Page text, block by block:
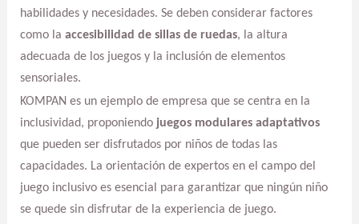
habilidades y necesidades. Se deben considerar factores
como la accesibilidad de sillas de ruedas, la altura
adecuada de los juegos y la inclusión de elementos
sensoriales.
KOMPAN es un ejemplo de empresa que se centra en la
inclusividad, proponiendo juegos modulares adaptativos
que pueden ser disfrutados por niños de todas las
capacidades. La orientación de expertos en el campo del
juego inclusivo es esencial para garantizar que ningún niño
se quede sin disfrutar de la experiencia de juego.